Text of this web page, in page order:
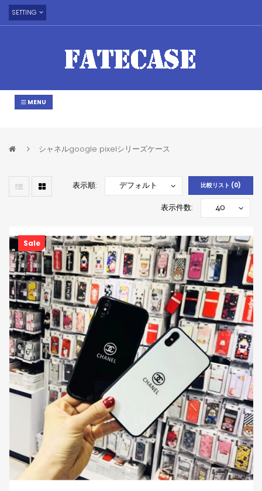
SETTING
MENU
シャネルgoogle pixelシリーズケース
比較リスト (0)
表示順:
表示件数:
Sale